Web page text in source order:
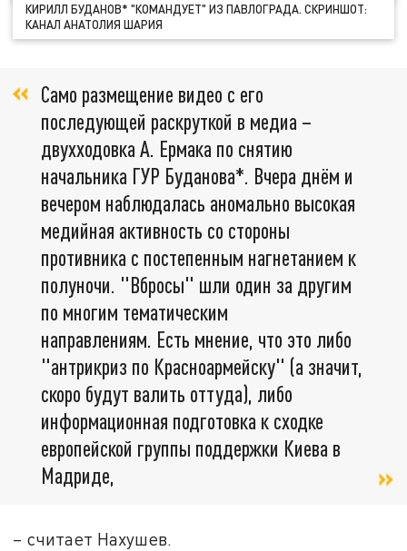
КИРИЛЛ БУДАНОВ* "КОМАНДУЕТ" ИЗ ПАВЛОГРАДА. СКРИНШОТ:
КАНАЛ АНАТОЛИЯ ШАРИЯ
Само размещение видео с его
последующей раскруткой в медиа –
двухходовка А. Ермака по снятию
начальника ГУР Буданова*. Вчера днём и
вечером наблюдалась аномально высокая
медийная активность со стороны
противника с постепенным нагнетанием к
полуночи. "Вбросы" шли один за другим
по многим тематическим
направлениям. Есть мнение, что это либо
"антрикриз по Красноармейску" (а значит,
скоро будут валить оттуда), либо
информационная подготовка к сходке
европейской группы поддержки Киева в
Мадриде,
– считает Нахушев.